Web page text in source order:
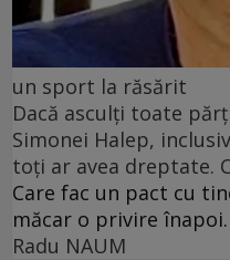
un sport la răsărit
Dacă asculți toate
Simonei Halep,
toți ar avea dreptate.
Care fac un pact cu
măcar o privire înapoi.
Radu NAUM